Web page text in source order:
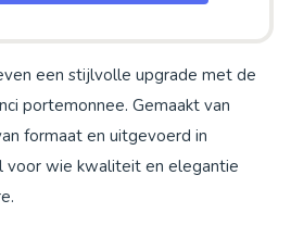
een stijlvolle upgrade met de
portemonnee. Gemaakt van
formaat en uitgevoerd in
voor wie kwaliteit en elegantie